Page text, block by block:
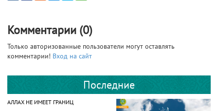
Комментарии (0)
Только авторизованные пользователи могут оставлять
комментарии! Вход на сайт
Последние
АЛЛАХ НЕ ИМЕЕТ ГРАНИЦ